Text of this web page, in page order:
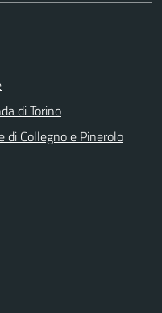
di Torino
di Collegno e Pinerolo